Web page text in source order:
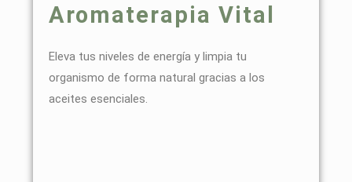
Aromaterapia Vital
Eleva tus niveles de energía y limpia tu
organismo de forma natural gracias a los
aceites esenciales.